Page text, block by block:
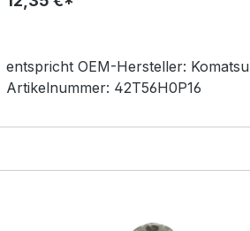
entspricht OEM-Hersteller: Komatsu
Artikelnummer: 42T56H0P16